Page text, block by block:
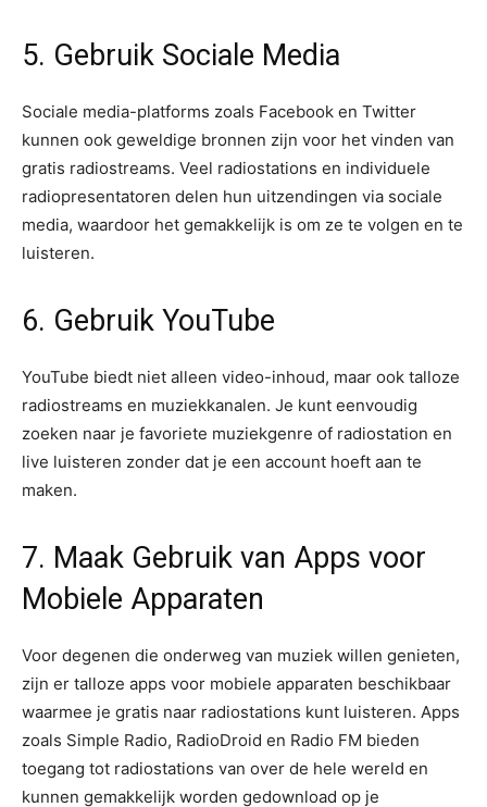
5. Gebruik Sociale Media
Sociale media-platforms zoals Facebook en Twitter
kunnen ook geweldige bronnen zijn voor het vinden van
gratis radiostreams. Veel radiostations en individuele
radiopresentatoren delen hun uitzendingen via sociale
media, waardoor het gemakkelijk is om ze te volgen en te
luisteren.
6. Gebruik YouTube
YouTube biedt niet alleen video-inhoud, maar ook talloze
radiostreams en muziekkanalen. Je kunt eenvoudig
zoeken naar je favoriete muziekgenre of radiostation en
live luisteren zonder dat je een account hoeft aan te
maken.
7. Maak Gebruik van Apps voor
Mobiele Apparaten
Voor degenen die onderweg van muziek willen genieten,
zijn er talloze apps voor mobiele apparaten beschikbaar
waarmee je gratis naar radiostations kunt luisteren. Apps
zoals Simple Radio, RadioDroid en Radio FM bieden
toegang tot radiostations van over de hele wereld en
kunnen gemakkelijk worden gedownload op je